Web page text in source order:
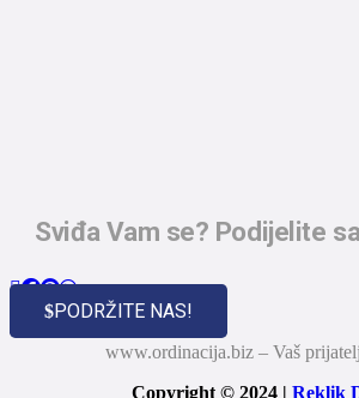
Sviđa Vam se? Podijelite
PODRŽITE NAS!
www.ordinacija.biz – Vaš
Copyright © 2024 | Reklik